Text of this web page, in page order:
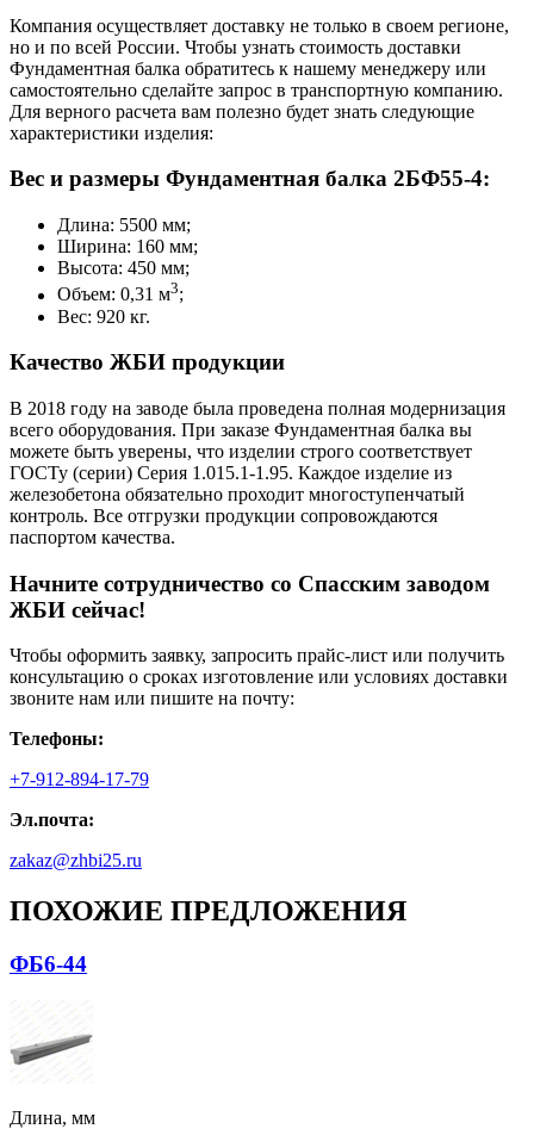
Компания осуществляет доставку не только в своем регионе,
но и по всей России. Чтобы узнать стоимость доставки
Фундаментная балка обратитесь к нашему менеджеру или
самостоятельно сделайте запрос в транспортную компанию.
Для верного расчета вам полезно будет знать следующие
характеристики изделия:
Вес и размеры Фундаментная балка 2БФ55-4:
Длина: 5500 мм;
Ширина: 160 мм;
Высота: 450 мм;
Объем: 0,31 м3;
Вес: 920 кг.
Качество ЖБИ продукции
В 2018 году на заводе была проведена полная модернизация
всего оборудования. При заказе Фундаментная балка вы
можете быть уверены, что изделии строго соответствует
ГОСТу (серии) Серия 1.015.1-1.95. Каждое изделие из
железобетона обязательно проходит многоступенчатый
контроль. Все отгрузки продукции сопровождаются
паспортом качества.
Начните сотрудничество со Cпасским заводом
ЖБИ сейчас!
Чтобы оформить заявку, запросить прайс-лист или получить
консультацию о сроках изготовление или условиях доставки
звоните нам или пишите на почту:
Телефоны:
+7-912-894-17-79
Эл.почта:
zakaz@zhbi25.ru
ПОХОЖИЕ ПРЕДЛОЖЕНИЯ
ФБ6-44
Длина, мм